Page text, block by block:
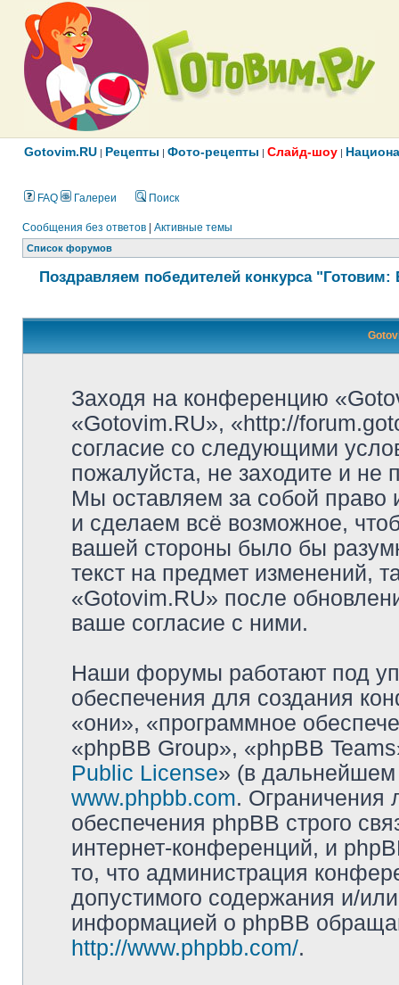
Gotovim.RU | Рецепты | Фото-рецепты | Слайд-шоу |
FAQ Галереи Поиск
Сообщения без ответов Активные темы
Список форумов
Поздравляем победителей конкурса
Заходя на конференцию
«Gotovim.RU», «http://
согласие со следующими
пожалуйста, не заходите и
Мы оставляем за собой право
и сделаем всё возможное,
вашей стороны было бы
текст на предмет изменений,
«Gotovim.RU» после
ваше согласие с ними.
Наши форумы работают под
обеспечения для создания
«они», «программное
«phpBB Group», «phpBB
Public License» (в дальнейшем
www.phpbb.com. Ограничения
обеспечения phpBB строго
интернет-конференций, и
то, что администрация
допустимого содержания и/
информацией о phpBB
http://www.phpbb.com/.